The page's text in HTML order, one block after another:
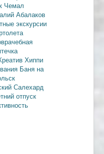
Чемал
Абалаков
экскурсии
Хиппи
Баня на
Салехард
отпуск